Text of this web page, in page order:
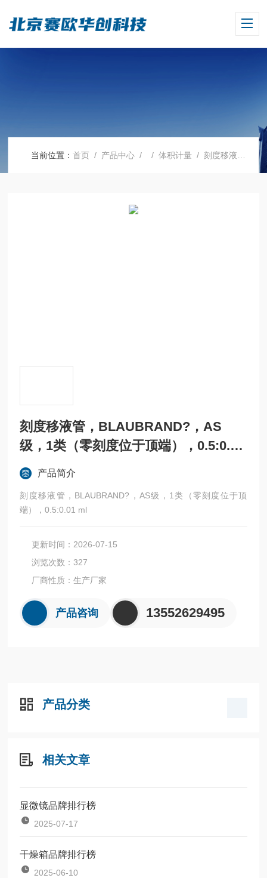
当前位置：首页 / 产品中心 / /体积计量 / 刻度移液管，BLAUBRAND?，AS级，1类（零刻度位于顶端），0.5:0.01 ml
刻度移液管，BLAUBRAND?，AS
级，1类（零刻度位于顶端），0.5:0.01
ml
产品简介
刻度移液管，BLAUBRAND?，AS级，1类（零刻度位于顶
端），0.5:0.01 ml
更新时间：2026-07-15
浏览次数：327
厂商性质：生产厂家
产品咨询 13552629495
产品分类
相关文章
显微镜品牌排行榜
2025-07-17
干燥箱品牌排行榜
2025-06-10